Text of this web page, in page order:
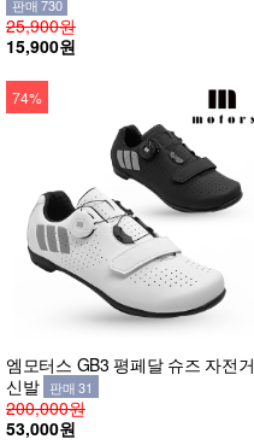
판매 730
25,900원
15,900원
74%
엠모터스 GB3 평페달 슈즈 자전거
신발 판매 31
200,000원
53,000원